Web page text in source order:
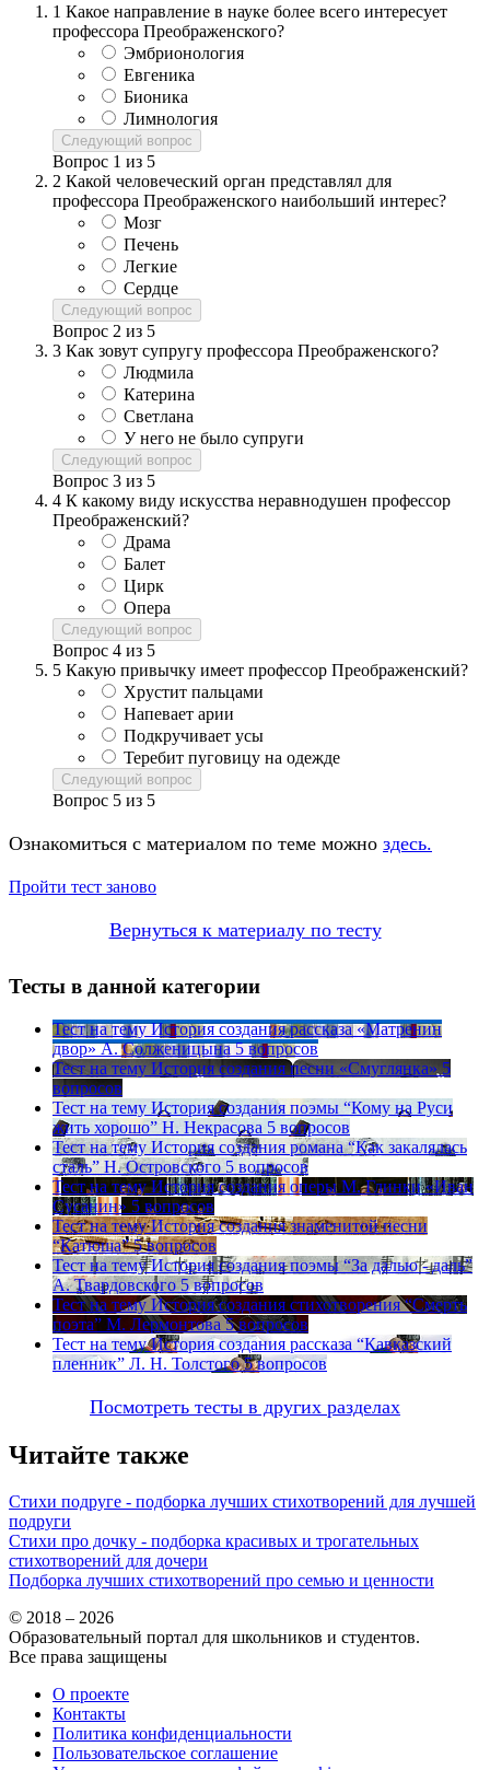
1 Какое направление в науке более всего интересует
профессора Преображенского?
Эмбрионология
Евгеника
Бионика
Лимнология
Следующий вопрос
Вопрос 1 из 5
2 Какой человеческий орган представлял для
профессора Преображенского наибольший интерес?
Мозг
Печень
Легкие
Сердце
Следующий вопрос
Вопрос 2 из 5
3 Как зовут супругу профессора Преображенского?
Людмила
Катерина
Светлана
У него не было супруги
Следующий вопрос
Вопрос 3 из 5
4 К какому виду искусства неравнодушен профессор
Преображенский?
Драма
Балет
Цирк
Опера
Следующий вопрос
Вопрос 4 из 5
5 Какую привычку имеет профессор Преображенский?
Хрустит пальцами
Напевает арии
Подкручивает усы
Теребит пуговицу на одежде
Следующий вопрос
Вопрос 5 из 5
Ознакомиться с материалом по теме можно здесь.
Пройти тест заново
Вернуться к материалу по тесту
Тесты в данной категории
Тест на тему История создания рассказа «Матренин
двор» А. Солженицына 5 вопросов
Тест на тему История создания песни «Смуглянка» 5
вопросов
Тест на тему История создания поэмы “Кому на Руси
жить хорошо” Н. Некрасова 5 вопросов
Тест на тему История создания романа “Как закалялась
сталь” Н. Островского 5 вопросов
Тест на тему История создания оперы М. Глинки «Иван
Сусанин» 5 вопросов
Тест на тему История создания знаменитой песни
“Катюша” 5 вопросов
Тест на тему История создания поэмы “За далью - даль”
А. Твардовского 5 вопросов
Тест на тему История создания стихотворения “Смерть
поэта” М. Лермонтова 5 вопросов
Тест на тему История создания рассказа “Кавказский
пленник” Л. Н. Толстого 5 вопросов
Посмотреть тесты в других разделах
Читайте также
Стихи подруге - подборка лучших стихотворений для лучшей
подруги
Стихи про дочку - подборка красивых и трогательных
стихотворений для дочери
Подборка лучших стихотворений про семью и ценности
© 2018 – 2026
Образовательный портал для школьников и студентов.
Все права защищены
О проекте
Контакты
Политика конфиденциальности
Пользовательское соглашение